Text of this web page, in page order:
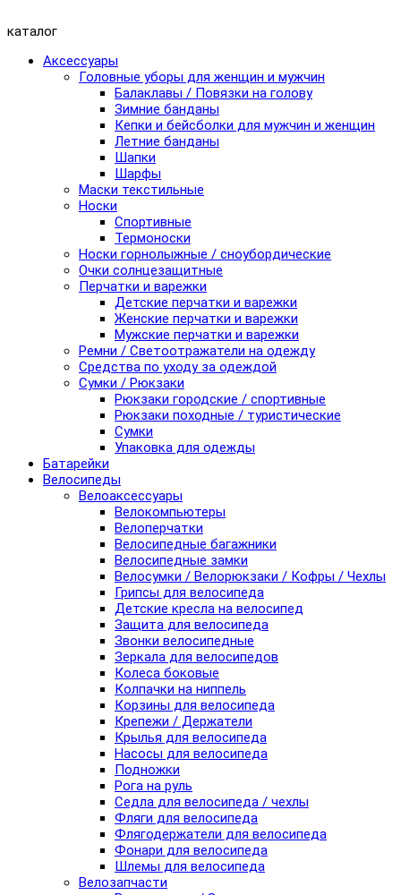
каталог
Аксессуары
Головные уборы для женщин и мужчин
Балаклавы / Повязки на голову
Зимние банданы
Кепки и бейсболки для мужчин и женщин
Летние банданы
Шапки
Шарфы
Маски текстильные
Носки
Спортивные
Термоноски
Носки горнолыжные / сноубордические
Очки солнцезащитные
Перчатки и варежки
Детские перчатки и варежки
Женские перчатки и варежки
Мужские перчатки и варежки
Ремни / Светоотражатели на одежду
Средства по уходу за одеждой
Сумки / Рюкзаки
Рюкзаки городские / спортивные
Рюкзаки походные / туристические
Сумки
Упаковка для одежды
Батарейки
Велосипеды
Велоаксессуары
Велокомпьютеры
Велоперчатки
Велосипедные багажники
Велосипедные замки
Велосумки / Велорюкзаки / Кофры / Чехлы
Грипсы для велосипеда
Детские кресла на велосипед
Защита для велосипеда
Звонки велосипедные
Зеркала для велосипедов
Колеса боковые
Колпачки на ниппель
Корзины для велосипеда
Крепежи / Держатели
Крылья для велосипеда
Насосы для велосипеда
Подножки
Рога на руль
Седла для велосипеда / чехлы
Фляги для велосипеда
Флягодержатели для велосипеда
Фонари для велосипеда
Шлемы для велосипеда
Велозапчасти